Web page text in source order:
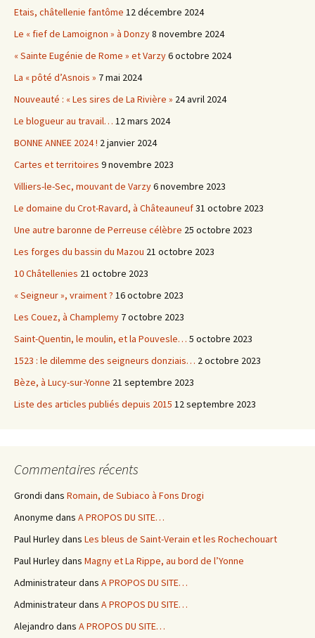
Etais, châtellenie fantôme 12 décembre 2024
Le « fief de Lamoignon » à Donzy8 novembre 2024
« Sainte Eugénie de Rome » et Varzy6 octobre 2024
La « pôté d’Asnois » 7 mai 2024
Nouveauté : « Les sires de La Rivière » 24 avril 2024
Le blogueur au travail… 12 mars 2024
BONNE ANNEE 2024 ! 2 janvier 2024
Cartes et territoires 9 novembre 2023
Villiers-le-Sec, mouvant de Varzy6 novembre 2023
Le domaine du Crot-Ravard, à Châteauneuf31 octobre 2023
Une autre baronne de Perreuse célèbre 25 octobre 2023
Les forges du bassin du Mazou 21 octobre 2023
10 Châtellenies 21 octobre 2023
« Seigneur », vraiment ? 16 octobre 2023
Les Couez, à Champlemy 7 octobre 2023
Saint-Quentin, le moulin, et la Pouvesle… 5 octobre 2023
1523 : le dilemme des seigneurs donziais… 2 octobre 2023
Bèze, à Lucy-sur-Yonne 21 septembre 2023
Liste des articles publiés depuis 2015 12 septembre 2023
Commentaires récents
Grondi dans Romain, de Subiaco à Fons Drogi
Anonyme dans A PROPOS DU SITE…
Paul Hurleydans Les bleus de Saint-Verain et les Rochechouart
Paul Hurleydans Magny et La Rippe, au bord de l’Yonne
Administrateurdans A PROPOS DU SITE…
Administrateurdans A PROPOS DU SITE…
Alejandro dans A PROPOS DU SITE…